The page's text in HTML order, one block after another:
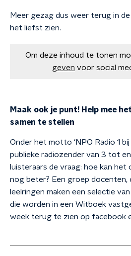
Meer gezag dus weer terug in
het liefst zien.
Om deze inhoud te tonen
geven voor social
Maak ook je punt! Help mee
samen te stellen
Onder het motto ‘NPO Radio 1
publieke radiozender van 3 tot
luisteraars de vraag: hoe kan het
nog beter? Een groep docenten,
leelringen maken een selectie
die worden in een Witboek
week terug te zien op facebook